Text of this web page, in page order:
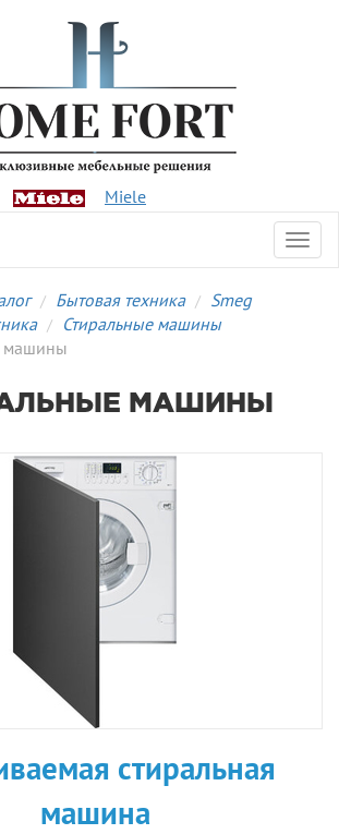
Miele
Бытовая техника
Smeg
Стиральные машины
машины
МАШИНЫ
стиральная
машина